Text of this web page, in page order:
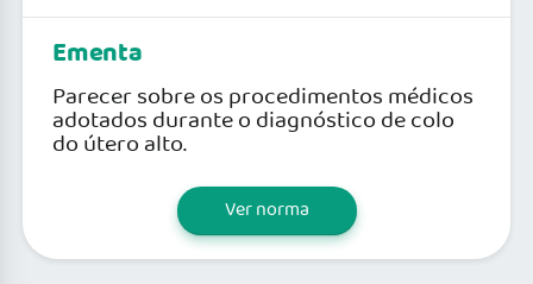
Ementa
Parecer sobre os procedimentos médicos
adotados durante o diagnóstico de colo
do útero alto.
Ver norma